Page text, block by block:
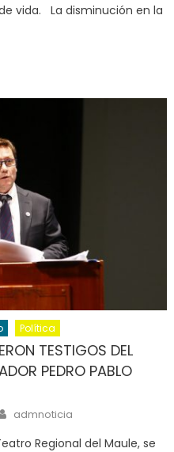
vida. La disminución en la
Política
TESTIGOS DEL
PEDRO PABLO
Author
admnoticia
Regional del Maule, se